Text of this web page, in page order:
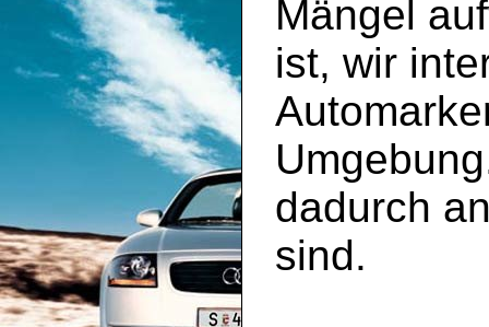
Mängel
ist, wir
dadurch
sind.